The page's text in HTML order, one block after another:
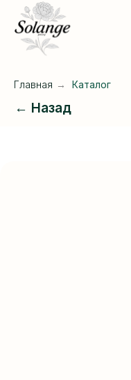
Главная → Каталог
← Назад